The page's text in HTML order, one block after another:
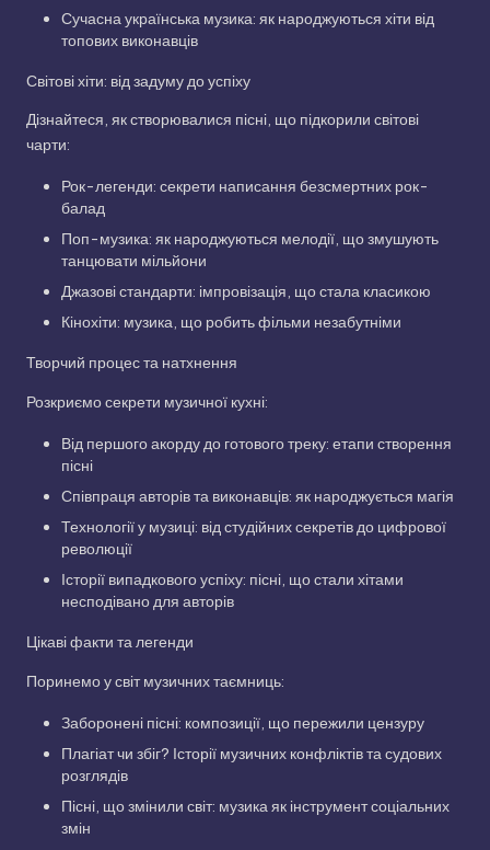
Сучасна українська музика: як народжуються хіти від
топових виконавців
Світові хіти: від задуму до успіху
Дізнайтеся, як створювалися пісні, що підкорили світові
чарти:
Рок-легенди: секрети написання безсмертних рок-
балад
Поп-музика: як народжуються мелодії, що змушують
танцювати мільйони
Джазові стандарти: імпровізація, що стала класикою
Кінохіти: музика, що робить фільми незабутніми
Творчий процес та натхнення
Розкриємо секрети музичної кухні:
Від першого акорду до готового треку: етапи створення
пісні
Співпраця авторів та виконавців: як народжується магія
Технології у музиці: від студійних секретів до цифрової
революції
Історії випадкового успіху: пісні, що стали хітами
несподівано для авторів
Цікаві факти та легенди
Поринемо у світ музичних таємниць:
Заборонені пісні: композиції, що пережили цензуру
Плагіат чи збіг? Історії музичних конфліктів та судових
розглядів
Пісні, що змінили світ: музика як інструмент соціальних
змін